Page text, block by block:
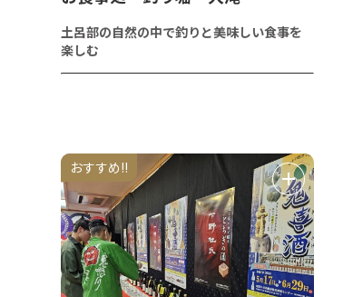
土呂部の自然の中で釣りと美味しい食事を
楽しむ
おすすめ!!